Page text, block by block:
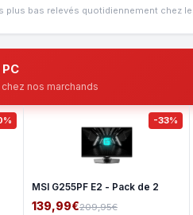
plus bas relevés quotidiennement chez
nos marchands
-33%
MSI G255PF E2 - Pack de 2
139,99€209,95€